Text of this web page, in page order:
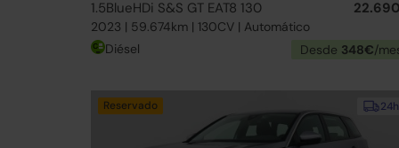
1.5BlueHDi S&S GT EAT8 130
2023 | 59.674km | 130CV | Automático
Diésel Desde 348€/
24h
Reservado